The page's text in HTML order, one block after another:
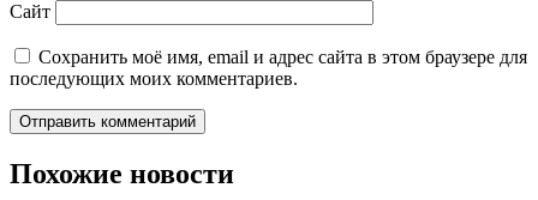
Сайт
Сохранить моё имя, email и адрес сайта в этом браузере для
последующих моих комментариев.
Похожие новости